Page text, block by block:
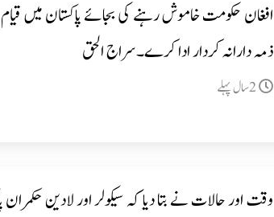
افغان حکومت خاموش رہنے کی بجائے پاکستان میں
ذمہ دارانہ کردار ادا کرے۔سراج الحق
وقت اور حالات نے بتا دیا کہ سیکولر اور لادین